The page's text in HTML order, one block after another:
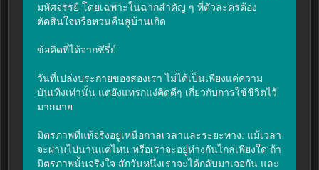
มหัศจรรย์ โดยเฉพาะในฉากสำคัญ ๆ ที่ตัวละครต้อง
ตัดสินใจหรือหวนคืนสู่บ้านเกิด
ข้อคิดที่ได้จากซีรี่ย์
วันที่เปล่งประกายของสองเรา ไม่ได้เป็นเพียงแค่ความ
บันเทิงเท่านั้น แต่ยังแทรกแง่คิดดีๆ เกี่ยวกับการใช้ชีวิตไว้
มากมาย
มิตรภาพที่แท้จริงอยู่เหนือกาลเวลาและระยะทาง: แม้เวลา
จะผ่านไปนานแค่ไหน หรือเราจะอยู่ห่างกันไกลเพียงใด ถ้า
มิตรภาพนั้นจริงใจ สักวันหนึ่งเราจะได้กลับมาเจอกัน และ